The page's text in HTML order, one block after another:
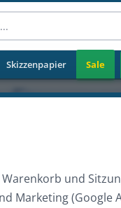
Skizzenpapier Sale
und
Marketing (Google